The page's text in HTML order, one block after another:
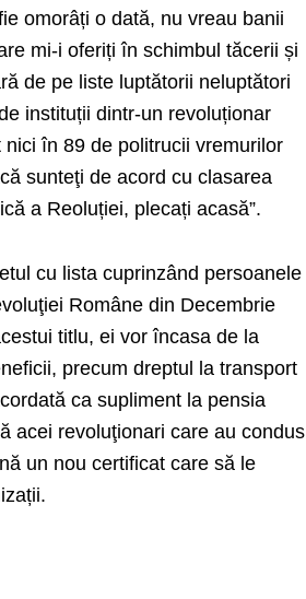
omorâți o dată, nu vreau banii
mi-i oferiți în schimbul tăcerii și
de pe liste luptătorii neluptători
instituții dintr-un revoluționar
în 89 de politrucii vremurilor
sunteţi de acord cu clasarea
a Reoluției, plecați acasă”.
cu lista cuprinzând persoanele
Române din Decembrie
titlu, ei vor încasa de la
precum dreptul la transport
ca supliment la pensia
acei revoluţionari care au condus
un nou certificat care să le